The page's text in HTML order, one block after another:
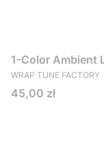
1-Color Ambient
PRODUCENT
WRAP TUNE FACTORY
Cena
45,00 zł